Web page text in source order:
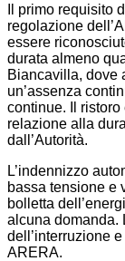
Il primo requisito
regolazione
essere
durata almeno
Biancavilla, dove
un’assenza
continue. Il
relazione alla
dall’Autorità.
L’indennizzo
bassa tensione e
bolletta
alcuna domanda.
dell’interruzione
ARERA.